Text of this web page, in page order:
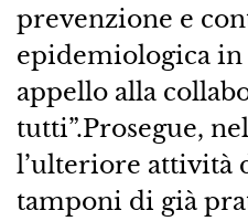
prevenzione e
epidemiologica in
appello alla
tutti”.Prosegue,
l’ulteriore attività
tamponi di già